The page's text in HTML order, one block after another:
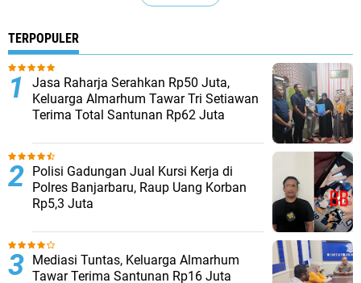
TERPOPULER
Jasa Raharja Serahkan Rp50 Juta,
Keluarga Almarhum Tawar Tri Setiawan
Terima Total Santunan Rp62 Juta
Polisi Gadungan Jual Kursi Kerja di
Polres Banjarbaru, Raup Uang Korban
Rp5,3 Juta
Mediasi Tuntas, Keluarga Almarhum
Tawar Terima Santunan Rp16 Juta